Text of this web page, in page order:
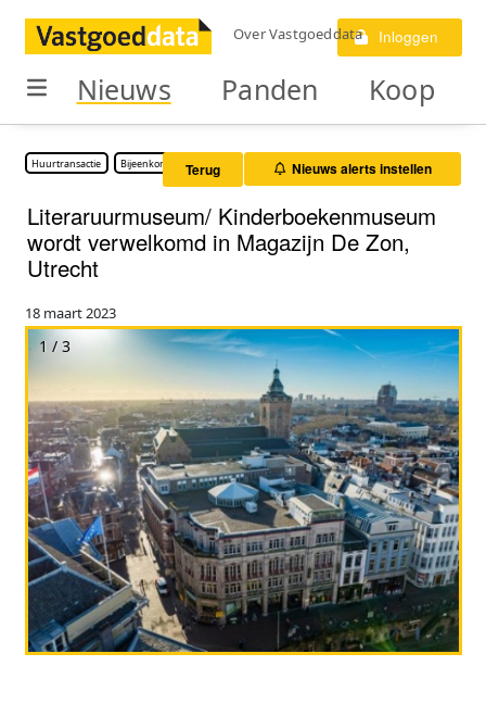
Over Vastgoeddata Inloggen
Nieuws Panden Koop
Huurtransactie BijeenkomstruimteTerug Nieuws alerts instellen
Literaruurmuseum/ Kinderboekenmuseum
wordt verwelkomd in Magazijn De Zon,
Utrecht
18 maart 2023
1 / 3